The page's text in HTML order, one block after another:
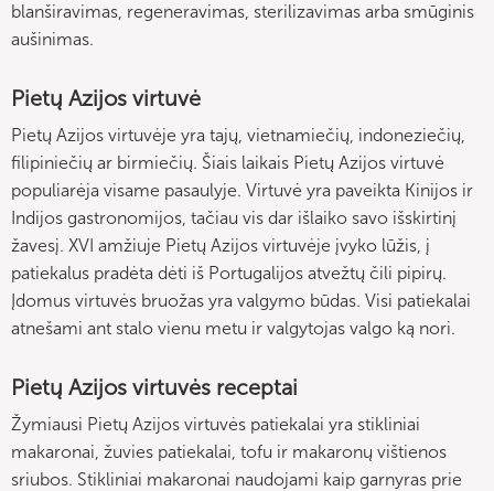
blanširavimas, regeneravimas, sterilizavimas arba smūginis
aušinimas.
Pietų Azijos virtuvė
Pietų Azijos virtuvėje yra tajų, vietnamiečių, indoneziečių,
filipiniečių ar birmiečių. Šiais laikais Pietų Azijos virtuvė
populiarėja visame pasaulyje. Virtuvė yra paveikta Kinijos ir
Indijos gastronomijos, tačiau vis dar išlaiko savo išskirtinį
žavesį. XVI amžiuje Pietų Azijos virtuvėje įvyko lūžis, į
patiekalus pradėta dėti iš Portugalijos atvežtų čili pipirų.
Įdomus virtuvės bruožas yra valgymo būdas. Visi patiekalai
atnešami ant stalo vienu metu ir valgytojas valgo ką nori.
Pietų Azijos virtuvės receptai
Žymiausi Pietų Azijos virtuvės patiekalai yra stikliniai
makaronai, žuvies patiekalai, tofu ir makaronų vištienos
sriubos. Stikliniai makaronai naudojami kaip garnyras prie